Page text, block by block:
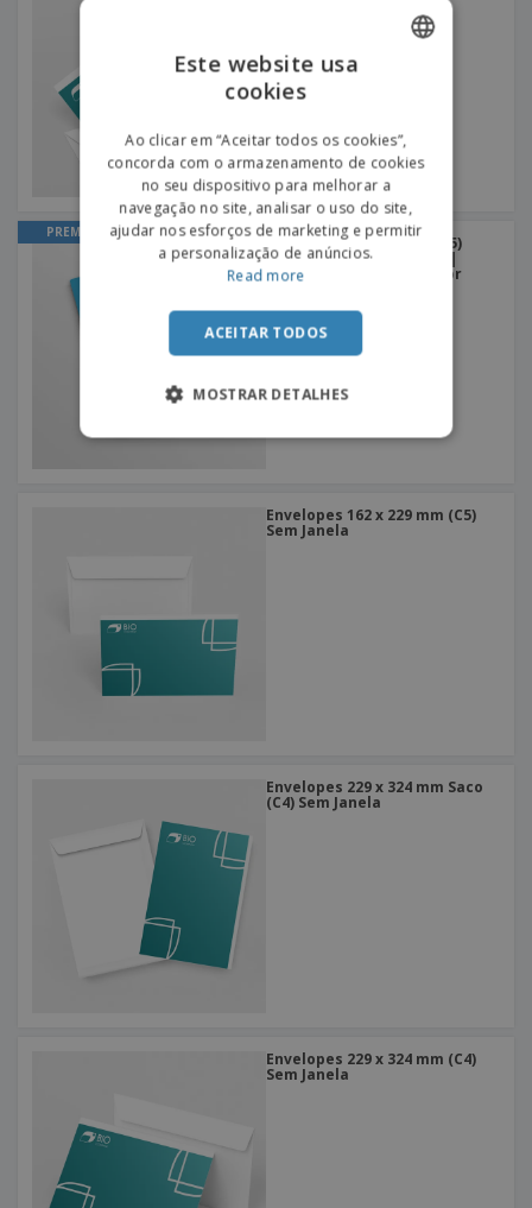
PREMIUM
Livretos 148 x 210 mm (A5)
Capa Mole | Retangular |
Encadernação Lado Maior
Envelopes 162 x 229 mm (C5)
Sem Janela
Envelopes 229 x 324 mm Saco
(C4) Sem Janela
Envelopes 229 x 324 mm (C4)
Sem Janela
SPANISH
Este website usa
cookies
Ao clicar em “Aceitar todos os cookies”,
concorda com o armazenamento de cookies
no seu dispositivo para melhorar a
navegação no site, analisar o uso do site,
ajudar nos esforços de marketing e permitir
a personalização de anúncios.
Read more
ACEITAR TODOS
MOSTRAR DETALHES